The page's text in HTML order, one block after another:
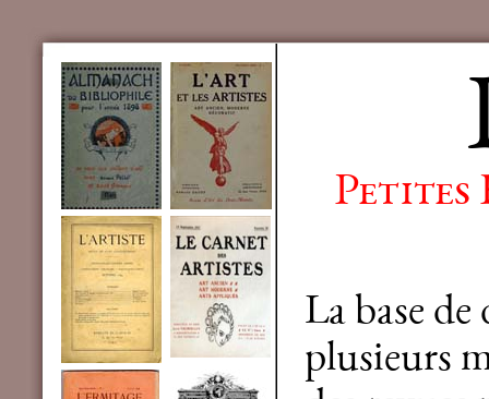
Petites
La base
plusieurs